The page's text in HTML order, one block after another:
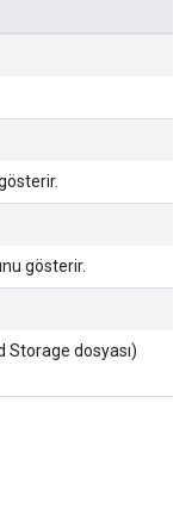
gösterir.
Storage dosyası)